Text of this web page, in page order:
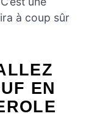
à coup sûr
EN